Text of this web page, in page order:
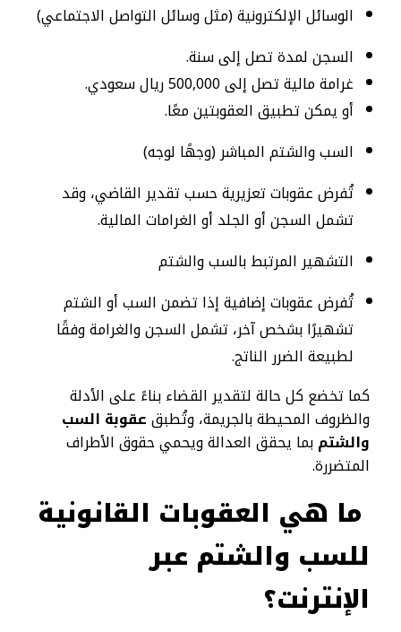
الوسائل الإلكترونية (مثل وسائل التواصل الاجتماعي)
السجن لمدة تصل إلى سنة.
غرامة مالية تصل إلى 500,000 ريال سعودي.
أو يمكن تطبيق العقوبتين معًا.
السب والشتم المباشر (وجهًا لوجه)
تُفرض عقوبات تعزيرية حسب تقدير القاضي، وقد
تشمل السجن أو الجلد أو الغرامات المالية.
التشهير المرتبط بالسب والشتم
تُفرض عقوبات إضافية إذا تضمن السب أو الشتم
تشهيرًا بشخص آخر، تشمل السجن والغرامة وفقًا
لطبيعة الضرر الناتج.
كما تخضع كل حالة لتقدير القضاء بناءً على الأدلة
والظروف المحيطة بالجريمة، وتُطبقعقوبة السب
والشتمبما يحقق العدالة ويحمي حقوق الأطراف
المتضررة.
ما هي العقوبات القانونية
للسب والشتم عبر
الإنترنت؟